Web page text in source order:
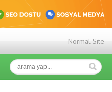
Normal Site